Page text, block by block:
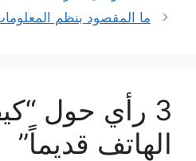
ما المقصود بنظم
3 رأي حول
الهاتف قديماً”